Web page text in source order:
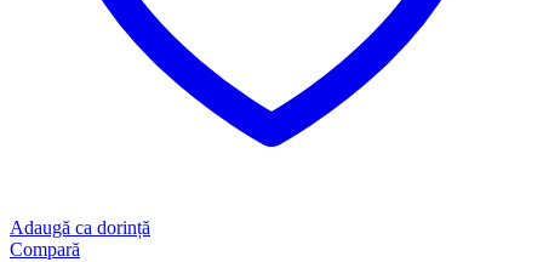
Adaugă ca dorință
Compară